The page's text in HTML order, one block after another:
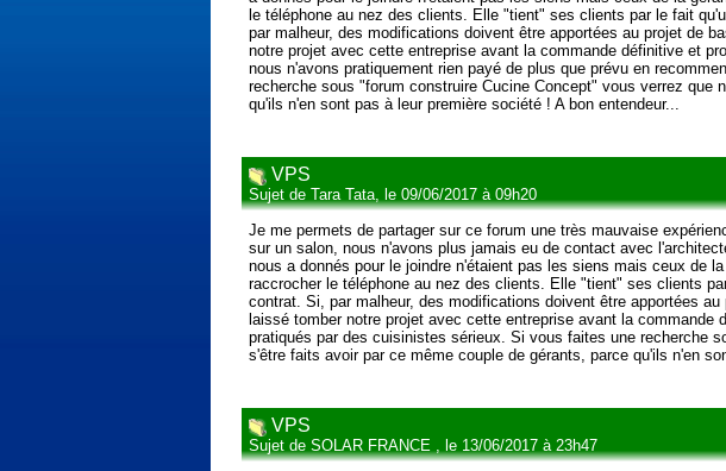
le téléphone au nez des clients. Elle "tient" ses clients par le fait
par malheur, des modifications doivent être apportées au projet de
notre projet avec cette entreprise avant la commande définitive et
nous n'avons pratiquement rien payé de plus que prévu en
recherche sous "forum construire Cucine Concept" vous verrez
qu'ils n'en sont pas à leur première société ! A bon entendeur...
VPS
Sujet de Tara Tata, le 09/06/2017 à 09h20
Je me permets de partager sur ce forum une très mauvaise
sur un salon, nous n'avons plus jamais eu de contact avec
nous a donnés pour le joindre n'étaient pas les siens mais ceux de
raccrocher le téléphone au nez des clients. Elle "tient" ses clients
contrat. Si, par malheur, des modifications doivent être apportées
laissé tomber notre projet avec cette entreprise avant la
pratiqués par des cuisinistes sérieux. Si vous faites une recherche
s'être faits avoir par ce même couple de gérants, parce qu'ils n'en
VPS
Sujet de SOLAR FRANCE , le 13/06/2017 à 23h47